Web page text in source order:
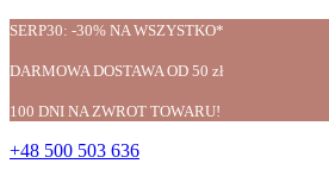
SERP30: -30% NA WSZYSTKO*
DARMOWA DOSTAWA OD 50 zł
100 DNI NA ZWROT TOWARU!
+48 500 503 636